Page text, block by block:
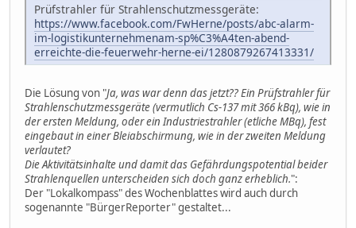
Prüfstrahler für Strahlenschutzmessgeräte:
https://www.facebook.com/FwHerne/posts/abc-alarm-
im-logistikunternehmenam-sp%C3%A4ten-abend-
erreichte-die-feuerwehr-herne-ei/1280879267413331/
Die Lösung von "Ja, was war denn das jetzt?? Ein Prüfstrahler für
Strahlenschutzmessgeräte (vermutlich Cs-137 mit 366 kBq), wie in
der ersten Meldung, oder ein Industriestrahler (etliche MBq), fest
eingebaut in einer Bleiabschirmung, wie in der zweiten Meldung
verlautet?
Die Aktivitätsinhalte und damit das Gefährdungspotential beider
Strahlenquellen unterscheiden sich doch ganz erheblich.":
Der "Lokalkompass" des Wochenblattes wird auch durch
sogenannte "BürgerReporter" gestaltet...